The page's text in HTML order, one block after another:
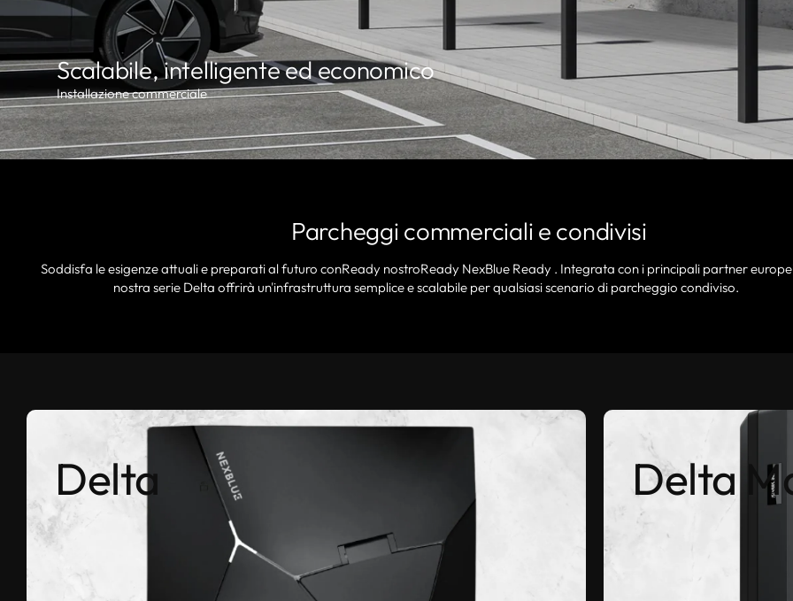
Scalabile, intelligente ed economico
Installazione commerciale
Parcheggi commerciali e condivisi
Soddisfa le esigenze attuali e preparati al futuro conReady nostroReady NexBlue Ready . Integrata con i principali partner
nostra serie Delta offrirà un'infrastruttura semplice e scalabile per qualsiasi scenario di parcheggio condiviso.
Delta Delta